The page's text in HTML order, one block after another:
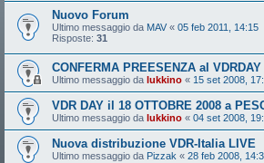
Nuovo Forum
Ultimo messaggio da MAV « 05 feb 2011, 14:15
Risposte: 31
CONFERMA PREESENZA al VDRDAY
Ultimo messaggio da lukkino « 15 set 2008,
VDR DAY il 18 OTTOBRE 2008 a
Ultimo messaggio da lukkino « 04 set 2008,
Nuova distribuzione VDR-Italia LIVE
Ultimo messaggio da Pizzak « 28 feb 2008,